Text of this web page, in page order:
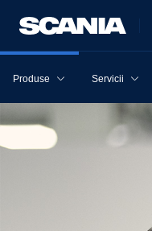
Produse Servicii